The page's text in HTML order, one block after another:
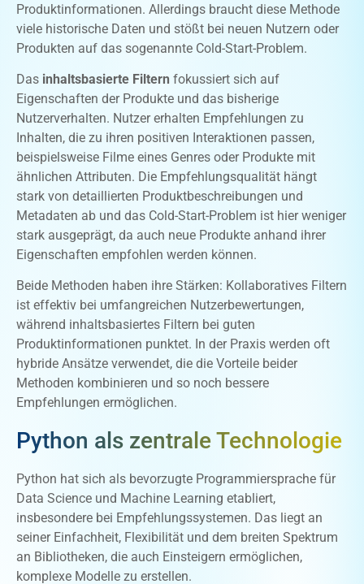
Produktinformationen. Allerdings braucht diese Methode
viele historische Daten und stößt bei neuen Nutzern oder
Produkten auf das sogenannte Cold-Start-Problem.
Das inhaltsbasierte Filtern fokussiert sich auf
Eigenschaften der Produkte und das bisherige
Nutzerverhalten. Nutzer erhalten Empfehlungen zu
Inhalten, die zu ihren positiven Interaktionen passen,
beispielsweise Filme eines Genres oder Produkte mit
ähnlichen Attributen. Die Empfehlungsqualität hängt
stark von detaillierten Produktbeschreibungen und
Metadaten ab und das Cold-Start-Problem ist hier weniger
stark ausgeprägt, da auch neue Produkte anhand ihrer
Eigenschaften empfohlen werden können.
Beide Methoden haben ihre Stärken: Kollaboratives Filtern
ist effektiv bei umfangreichen Nutzerbewertungen,
während inhaltsbasiertes Filtern bei guten
Produktinformationen punktet. In der Praxis werden oft
hybride Ansätze verwendet, die die Vorteile beider
Methoden kombinieren und so noch bessere
Empfehlungen ermöglichen.
Python als zentrale Technologie
Python hat sich als bevorzugte Programmiersprache für
Data Science und Machine Learning etabliert,
insbesondere bei Empfehlungssystemen. Das liegt an
seiner Einfachheit, Flexibilität und dem breiten Spektrum
an Bibliotheken, die auch Einsteigern ermöglichen,
komplexe Modelle zu erstellen.